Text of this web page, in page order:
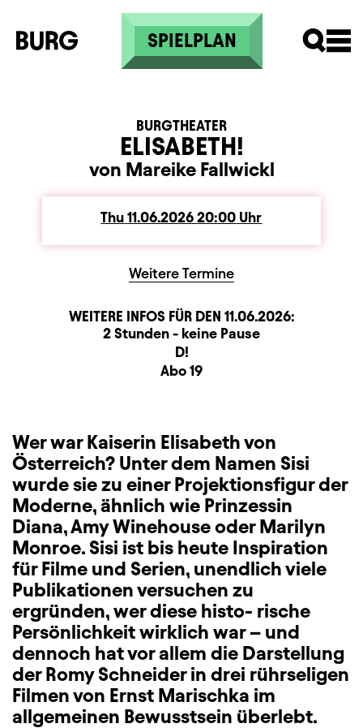
Skip to main content
SPIELPLAN
ELISABETH!
BURGTHEATER
von Mareike Fallwickl
Thu Thursday
11.06.202620:00 Uhr
Weitere Termine
WEITERE INFOS FÜR DEN 11.06.2026:
BeschreibungInformation
Dauer und Pausen2 Stunden - keine Pause
D!
Abo 19
Wer war Kaiserin Elisabeth von
Österreich? Unter dem Namen Sisi
wurde sie zu einer Projektionsfigur der
Moderne, ähnlich wie Prinzessin
Diana, Amy Winehouse oder Marilyn
Monroe. Sisi ist bis heute Inspiration
für Filme und Serien, unendlich viele
Publikationen versuchen zu
ergründen, wer diese histo- rische
Persönlichkeit wirklich war – und
dennoch hat vor allem die Darstellung
der Romy Schneider in drei rührseligen
Filmen von Ernst Marischka im
allgemeinen Bewusstsein überlebt.